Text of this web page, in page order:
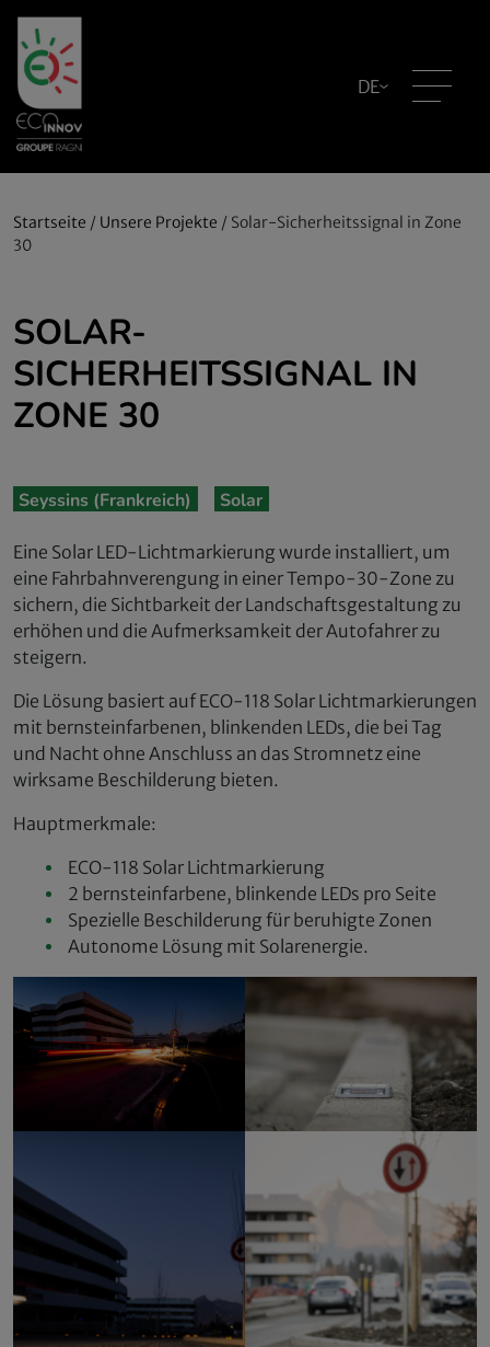
DE
Startseite / Unsere Projekte / Solar-Sicherheitssignal in Zone
30
SOLAR-
SICHERHEITSSIGNAL IN
ZONE 30
Seyssins (Frankreich) Solar
Eine Solar LED-Lichtmarkierung wurde installiert, um
eine Fahrbahnverengung in einer Tempo-30-Zone zu
sichern, die Sichtbarkeit der Landschaftsgestaltung zu
erhöhen und die Aufmerksamkeit der Autofahrer zu
steigern.
Die Lösung basiert auf ECO-118 Solar Lichtmarkierungen
mit bernsteinfarbenen, blinkenden LEDs, die bei Tag
und Nacht ohne Anschluss an das Stromnetz eine
wirksame Beschilderung bieten.
Hauptmerkmale:
ECO-118 Solar Lichtmarkierung
2 bernsteinfarbene, blinkende LEDs pro Seite
Spezielle Beschilderung für beruhigte Zonen
Autonome Lösung mit Solarenergie.